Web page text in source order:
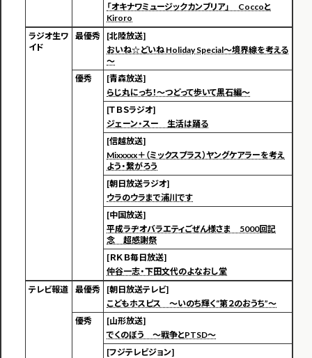
「オキナワミュージックカンブリア」 Coccoと
Kiroro
ラジオ生ワ
イド
最優秀
[北陸放送]
おいね☆どいね Holiday Special～境界線を考える
～
優秀
[青森放送]
らじ丸にっち！～つどって歩いて黒石編～
[ＴＢＳラジオ]
ジェーン・スー 生活は踊る
[信越放送]
Mixxxxx＋（ミックスプラス）ヤングケアラーを考え
よう・繋がろう
[朝日放送ラジオ]
ウラのウラまで浦川です
[中国放送]
平成ラヂオバラエティごぜん様さま 5000回記
念 超感謝祭
[ＲＫＢ毎日放送]
仲谷一志・下田文代のよなおし堂
テレビ報道
最優秀
[朝日放送テレビ]
こどもホスピス ～いのち輝く“第２のおうち”～
優秀
[山形放送]
でくのぼう ～戦争とPTSD～
[フジテレビジョン]